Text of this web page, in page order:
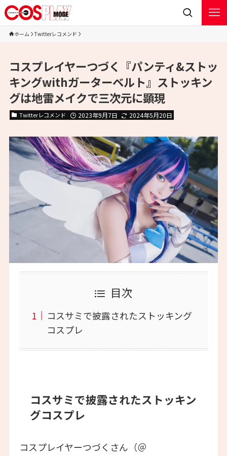
ホーム Twitterレコメンド
コスプレイヤーつづく『パンティ&ストッ
キングwithガーターベルト』ストッキン
グは地雷メイクで三次元に顕現
Twitterレコメンド 2023年9月7日 2024年5月20日
目次
コスサミで披露されたストッキング
コスプレ
コスサミで披露されたストッキン
グコスプレ
コスプレイヤーつづくさん（＠